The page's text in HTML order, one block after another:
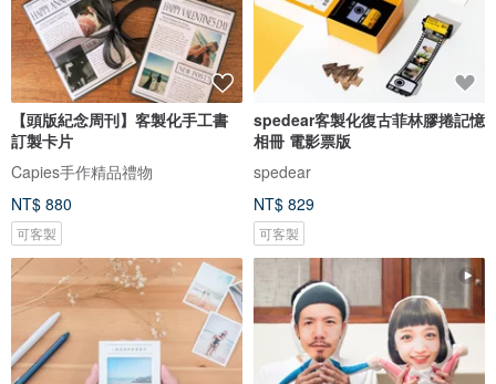
【頭版紀念周刊】客製化手工書
訂製卡片
Capies手作精品禮物
NT$ 880
可客製
spedear客製化復古菲林膠捲記憶
相冊 電影票版
spedear
NT$ 829
可客製